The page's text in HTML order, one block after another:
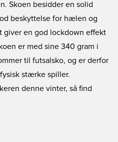
Skoen besidder en solid
beskyttelse for hælen og
giver en god lockdown effekt
er med sine 340 gram i
til futsalsko, og er derfor
stærke spiller.
denne vinter, så find